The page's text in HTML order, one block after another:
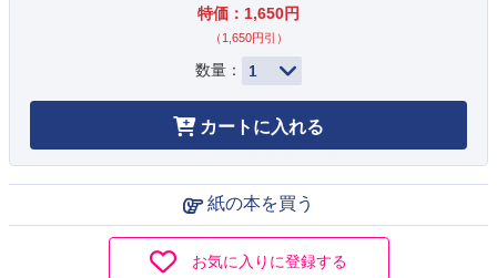
特価：1,650円
（1,650円引）
数量：
カートに入れる
紙の本を買う
お気に入りに登録する